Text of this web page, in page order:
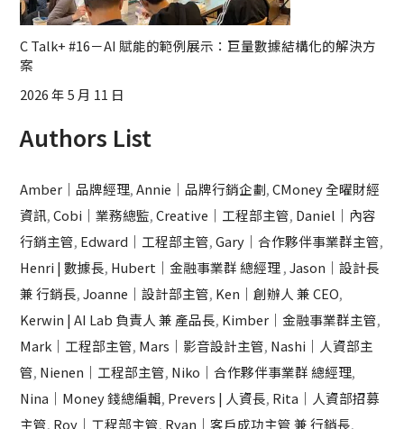
C Talk+ #16－AI 賦能的範例展示：巨量數據結構化的解決方
案
2026 年 5 月 11 日
Authors List
Amber｜品牌經理,Annie｜品牌行銷企劃,CMoney 全曜財經
資訊,Cobi｜業務總監,Creative｜工程部主管, Daniel｜內容
行銷主管, Edward｜工程部主管,Gary｜合作夥伴事業群主管,
Henri | 數據長, Hubert｜金融事業群 總經理,Jason｜設計長
兼 行銷長,Joanne｜設計部主管, Ken｜創辦人 兼 CEO,
Kerwin | AI Lab 負責人 兼 產品長, Kimber｜金融事業群主管,
Mark｜工程部主管, Mars｜影音設計主管, Nashi｜人資部主
管, Nienen｜工程部主管, Niko｜合作夥伴事業群 總經理,
Nina｜Money 錢總編輯, Prevers | 人資長, Rita｜人資部招募
主管, Roy｜工程部主管, Ryan｜客戶成功主管 兼 行銷長,